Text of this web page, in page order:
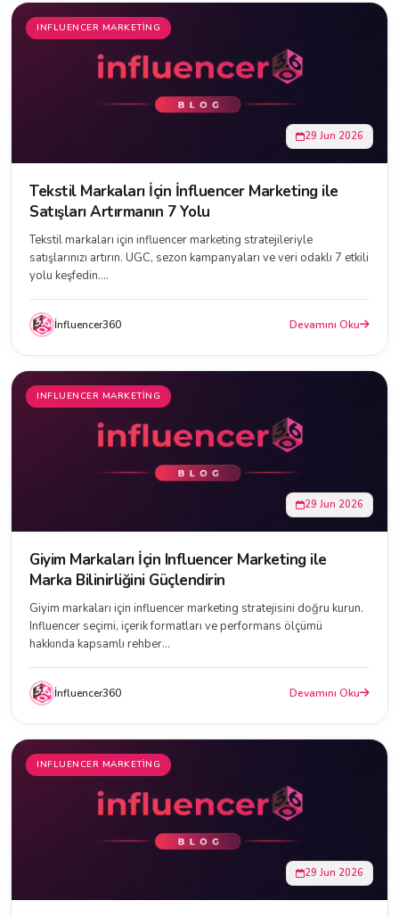
INFLUENCER MARKETING
29 Jun 2026
Tekstil Markaları İçin İnfluencer Marketing ile
Satışları Artırmanın 7 Yolu
Tekstil markaları için influencer marketing stratejileriyle
satışlarınızı artırın. UGC, sezon kampanyaları ve veri odaklı 7 etkili
yolu keşfedin....
İnfluencer360 Devamını Oku
INFLUENCER MARKETING
29 Jun 2026
Giyim Markaları İçin Influencer Marketing ile
Marka Bilinirliğini Güçlendirin
Giyim markaları için influencer marketing stratejisini doğru kurun.
Influencer seçimi, içerik formatları ve performans ölçümü
hakkında kapsamlı rehber...
İnfluencer360 Devamını Oku
INFLUENCER MARKETING
29 Jun 2026